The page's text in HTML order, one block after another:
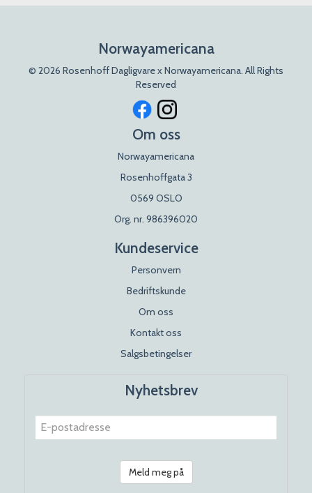
Norwayamericana
© 2026 Rosenhoff Dagligvare x Norwayamericana. All Rights
Reserved
Om oss
Norwayamericana
Rosenhoffgata 3
0569 OSLO
Org. nr. 986396020
Kundeservice
Personvern
Bedriftskunde
Om oss
Kontakt oss
Salgsbetingelser
Nyhetsbrev
Meld meg på